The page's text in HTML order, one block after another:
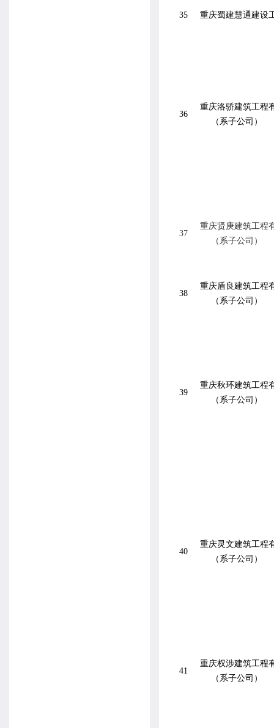
35 重庆蜀建慧通建设
36
重庆洛骄建筑工程
（系子公司）
37
重庆贤庚建筑工程
（系子公司）
38
重庆盾良建筑工程
（系子公司）
39
重庆秋环建筑工程
（系子公司）
40
重庆灵文建筑工程
（系子公司）
41
重庆权涉建筑工程
（系子公司）